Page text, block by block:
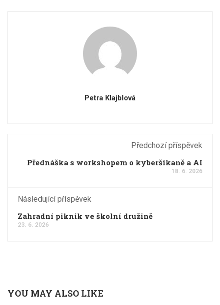
Petra Klajblová
Předchozí příspěvek
Přednáška s workshopem o kyberšikaně a AI
18. 6. 2026
Následující příspěvek
Zahradní piknik ve školní družině
23. 6. 2026
YOU MAY ALSO LIKE